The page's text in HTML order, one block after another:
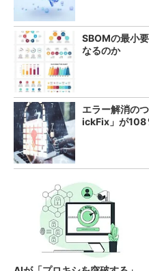
SBOMの最小
なるのか
エラー解消の
ickFix」が108